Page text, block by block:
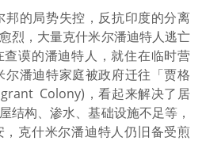
邦的局势失控，反抗印度的分离
烈，大量克什米尔潘迪特人逃亡
谟的潘迪特人，就住在临时营
潘迪特家庭被政府迁往「贾格
Colony)，看起来解决了居
结构、渗水、基础设施不足等，
克什米尔潘迪特人仍旧备受煎